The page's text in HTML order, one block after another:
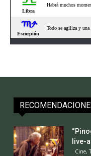
live-
Cine,